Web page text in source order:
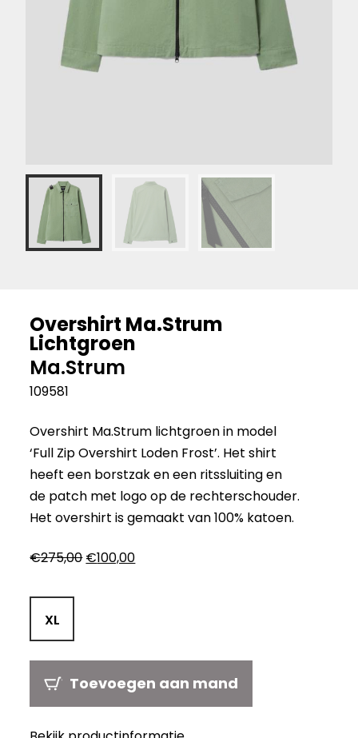
Overshirt Ma.Strum
Lichtgroen
Ma.Strum
109581
Overshirt Ma.Strum lichtgroen in model
‘Full Zip Overshirt Loden Frost’. Het shirt
heeft een borstzak en een ritssluiting en
de patch met logo op de rechterschouder.
Het overshirt is gemaakt van 100% katoen.
€275,00 Oorspronkelijke
€100,00Huidige
XL
Toevoegen aan mand